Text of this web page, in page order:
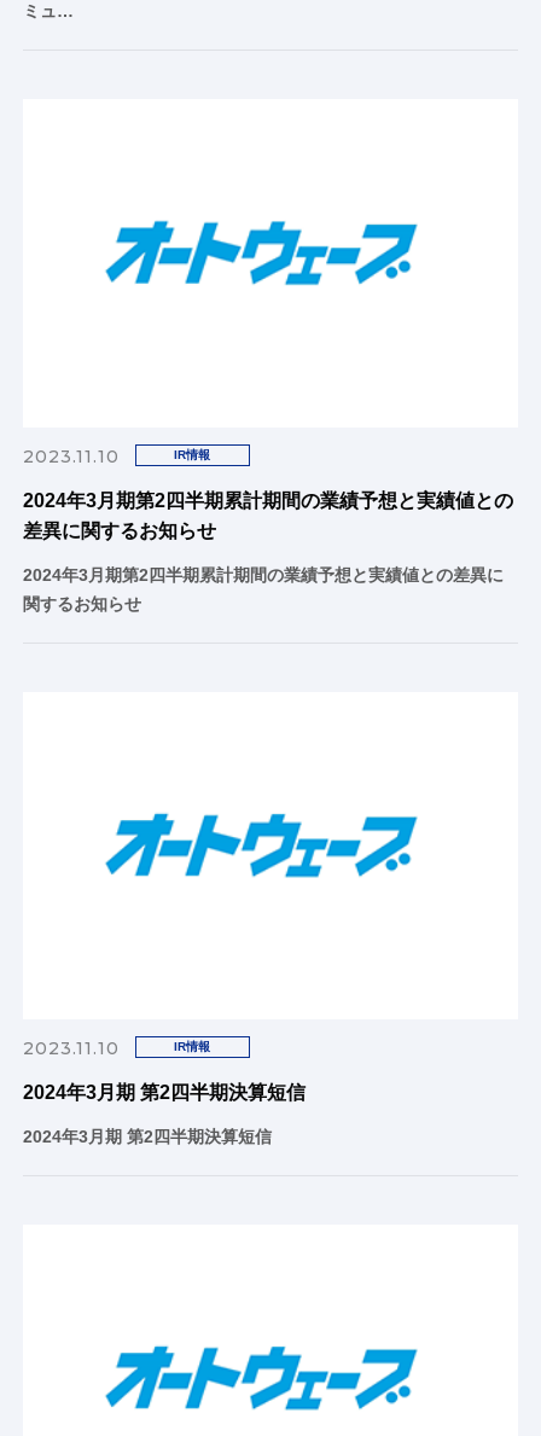
ミュ…
2023.11.10 IR情報
2024年3月期第2四半期累計期間の業績予想と実績値との
差異に関するお知らせ
2024年3月期第2四半期累計期間の業績予想と実績値との差異に
関するお知らせ
2023.11.10 IR情報
2024年3月期 第2四半期決算短信
2024年3月期 第2四半期決算短信